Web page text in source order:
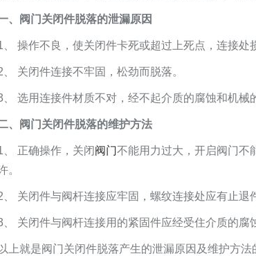
、阀门关闭件脱落的泄漏原因
、 操作不良，使关闭件卡死或超过上死点，连接处
、 关闭件连接不牢固，松劲而脱落。
、 选用连接件材质不对，经不起介质的腐蚀和机械
、阀门关闭件脱落的维护方法
、 正确操作，关闭 阀门不能用力过大，开启阀门不
。
、 关闭件与阀杆连接应牢固，螺纹连接处应有止退
、 关闭件与阀杆连接用的紧固件应经受住介质的
以上就是阀门关闭件脱落产生的泄漏原因及维护方